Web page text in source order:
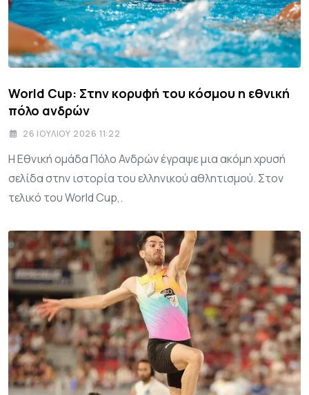
World Cup: Στην κορυφή του κόσμου η εθνική
πόλο ανδρών
26 ΙΟΥΛΊΟΥ 2026 11:22
Η Εθνική ομάδα Πόλο Ανδρών έγραψε μια ακόμη χρυσή
σελίδα στην ιστορία του ελληνικού αθλητισμού. Στον
τελικό του World Cup,.